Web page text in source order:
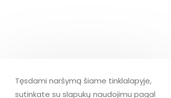
Tęsdami naršymą šiame tinklalapyje,
sutinkate su slapukų naudojimu pagal